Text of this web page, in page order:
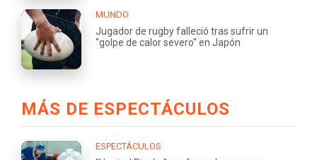
MUNDO
Jugador de rugby falleció tras sufrir un
"golpe de calor severo" en Japón
MÁS DE ESPECTÁCULOS
ESPECTÁCULOS